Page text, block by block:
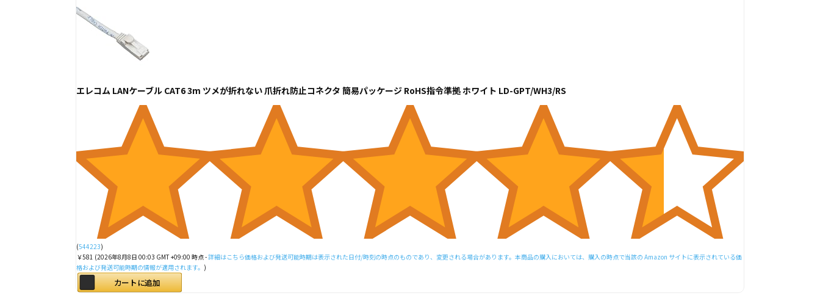
エレコム LANケーブル CAT6 3m ツメが折れない 爪折れ防止コネクタ 簡易パッケージ RoHS指令準拠 ホワイト LD-GPT/WH3/RS
(544223)
￥581 (2026年8月8日 00:03 GMT +09:00 時点 -詳細はこちら価格および発送可能時期は表示された日付/時刻の時点のものであり、変更される場合があります。本商品の購入においては、購入の時点で当該の Amazon サイトに表示されている価
格および発送可能時期の情報が適用されます。 )
カートに追加